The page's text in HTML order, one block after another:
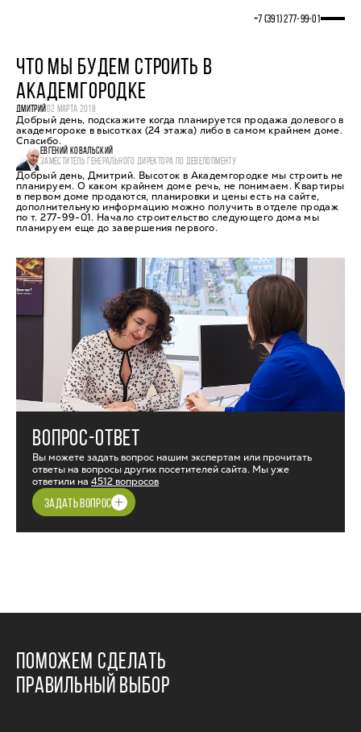
+7 (391) 277‒99‒01
ЧТО МЫ БУДЕМ СТРОИТЬ В
АКАДЕМГОРОДКЕ
ДМИТРИЙ02 МАРТА 2018
Добрый день, подскажите когда планируется продажа долевого в
академгороке в высотках (24 этажа) либо в самом крайнем доме.
Спасибо.
ЕВГЕНИЙ КОВАЛЬСКИЙ
ЗАМЕСТИТЕЛЬ ГЕНЕРАЛЬНОГО ДИРЕКТОРА ПО ДЕВЕЛОПМЕНТУ
Добрый день, Дмитрий. Высоток в Академгородке мы строить не
планируем. О каком крайнем доме речь, не понимаем. Квартиры
в первом доме продаются, планировки и цены есть на сайте,
дополнительную информацию можно получить в отделе продаж
по т. 277-99-01. Начало строительство следующего дома мы
планируем еще до завершения первого.
ВОПРОС-ОТВЕТ
Вы можете задать вопрос нашим экспертам или прочитать
ответы на вопросы других посетителей сайта. Мы уже
ответили на 4512 вопросов
ЗАДАТЬ ВОПРОС
ПОМОЖЕМ СДЕЛАТЬ
ПРАВИЛЬНЫЙ ВЫБОР